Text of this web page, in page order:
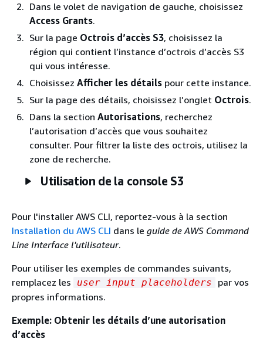
Dans le volet de navigation de gauche, choisissez
Access Grants.
Sur la page Octrois d’accès S3, choisissez la
région qui contient l’instance d’octrois d’accès S3
qui vous intéresse.
Choisissez Afficher les détails pour cette instance.
Sur la page des détails, choisissez l’onglet Octrois.
Dans la section Autorisations, recherchez
l’autorisation d’accès que vous souhaitez
consulter. Pour filtrer la liste des octrois, utilisez la
zone de recherche.
Utilisation de la console S3
Pour l'installer AWS CLI, reportez-vous à la section
Installation du AWS CLI dans le guide de AWS Command
Line Interface l'utilisateur.
Pour utiliser les exemples de commandes suivants,
remplacez les
user input placeholders
par vos
propres informations.
Exemple: Obtenir les détails d’une autorisation
d’accès